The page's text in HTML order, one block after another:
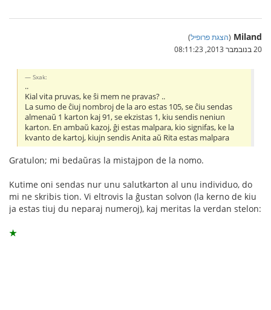
Miland
(הצגת פרופיל)
20 בנובמבר 2013, 08:11:23
Sxak:
..
Kial vita pruvas, ke ŝi mem ne pravas? ..
La sumo de ĉiuj nombroj de la aro estas 105, se ĉiu sendas
almenaŭ 1 karton kaj 91, se ekzistas 1, kiu sendis neniun
karton. En ambaŭ kazoj, ĝi estas malpara, kio signifas, ke la
kvanto de kartoj, kiujn sendis Anita aŭ Rita estas malpara
Gratulon; mi bedaŭras la mistajpon de la nomo.
Kutime oni sendas nur unu salutkarton al unu individuo, do
mi ne skribis tion. Vi eltrovis la ĝustan solvon (la kerno de kiu
ja estas tiuj du neparaj numeroj), kaj meritas la verdan stelon:
★